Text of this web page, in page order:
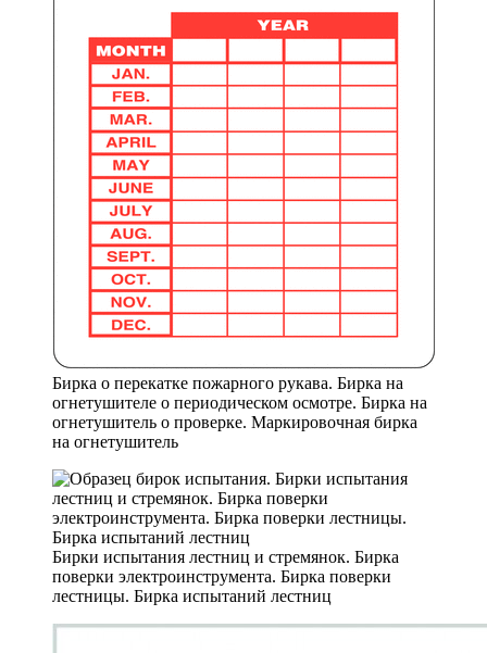
Бирка о перекатке пожарного рукава. Бирка на
огнетушителе о периодическом осмотре. Бирка на
огнетушитель о проверке. Маркировочная бирка
на огнетушитель
Бирки испытания лестниц и стремянок. Бирка
поверки электроинструмента. Бирка поверки
лестницы. Бирка испытаний лестниц